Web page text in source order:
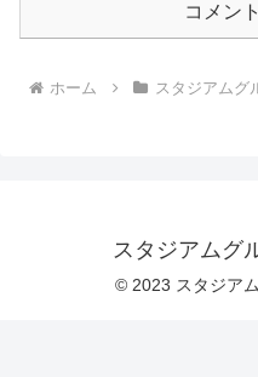
コメン
ホーム スタジアムグ
スタジアムグ
© 2023 スタジア